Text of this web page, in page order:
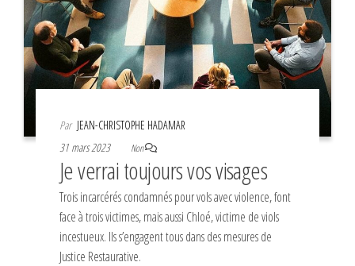
Par JEAN-CHRISTOPHE HADAMAR
31 mars 2023
Non
Je verrai toujours vos visages
Trois incarcérés condamnés pour vols avec violence, font
face à trois victimes, mais aussi Chloé, victime de viols
incestueux. Ils s’engagent tous dans des mesures de
Justice Restaurative.